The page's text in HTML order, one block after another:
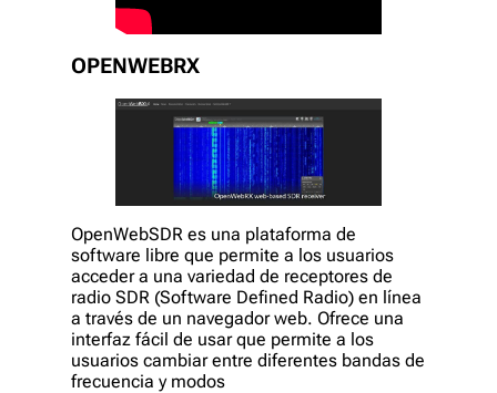
OPENWEBRX
OpenWebSDR es una plataforma de
software libre que permite a los usuarios
acceder a una variedad de receptores de
radio SDR (Software Defined Radio) en línea
a través de un navegador web. Ofrece una
interfaz fácil de usar que permite a los
usuarios cambiar entre diferentes bandas de
frecuencia y modos